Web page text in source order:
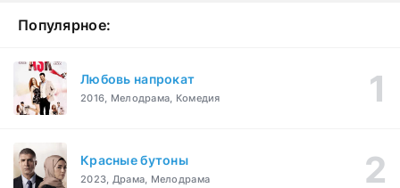
Популярное:
Любовь напрокат
2016, Мелодрама, Комедия
Красные бутоны
2023, Драма, Мелодрама